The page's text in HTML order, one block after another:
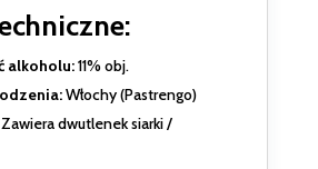
alkoholu:11% obj.
Włochy (Pastrengo)
dwutlenek siarki /